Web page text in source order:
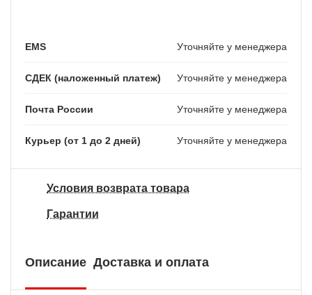
EMS Уточняйте у менеджера
СДЕК (наложенный платеж) Уточняйте у менеджера
Почта России Уточняйте у менеджера
Курьер (от 1 до 2 дней) Уточняйте у менеджера
Условия возврата товара
Гарантии
Описание Доставка и оплата